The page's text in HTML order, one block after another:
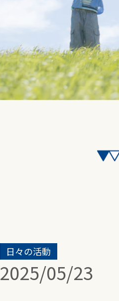
日々の活動
2025/05/23